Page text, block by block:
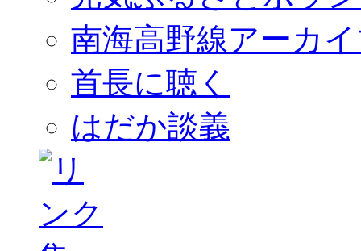
南海高野線アーカ
首長に聴く
はだか談義